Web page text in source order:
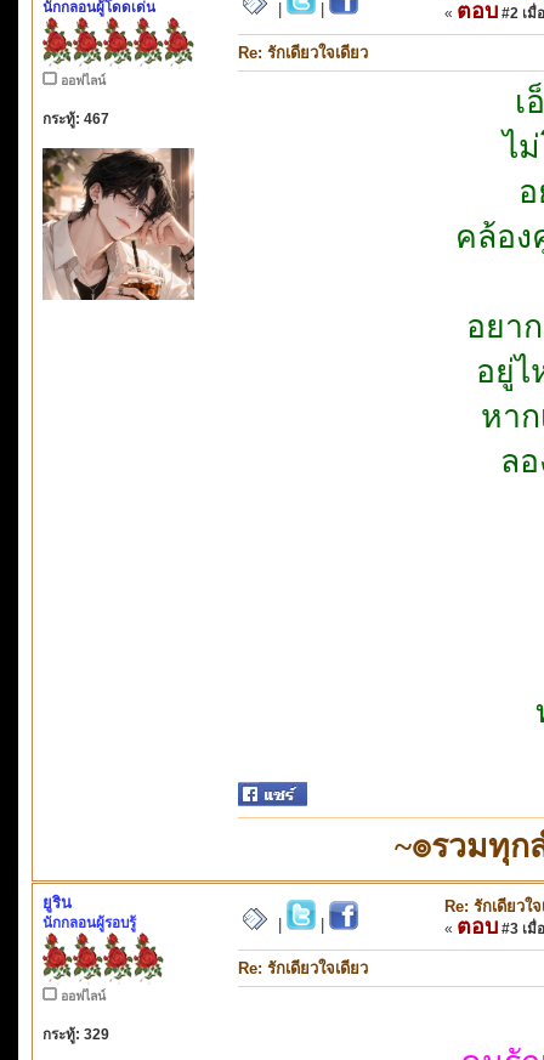
นักกลอนผู้โดดเด่น
ออฟไลน์
กระทู้: 467
« ตอบ #2 เมื่
Re: รักเดียวใจเดียว
เ
ไ
คล้อง
อยา
อยู่ไ
หา
ล
~๏รวมทุ
ยูริน
นักกลอนผู้รอบรู้
ออฟไลน์
กระทู้: 329
Re: รักเดียวใ
« ตอบ #3 เมื่
Re: รักเดียวใจเดียว